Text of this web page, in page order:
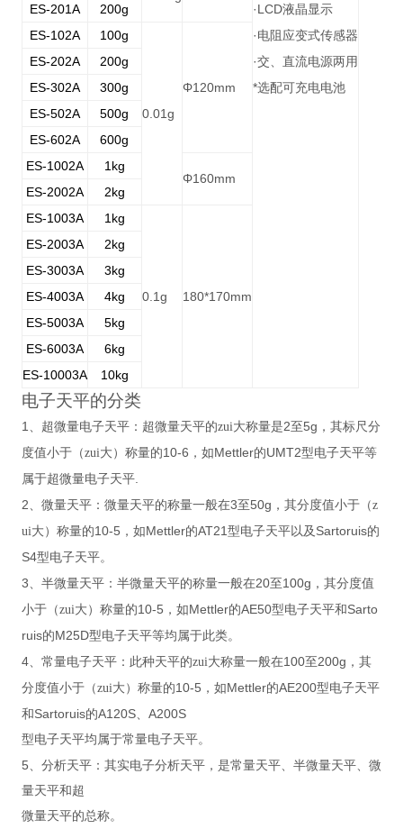
·LCD液晶显示
· 电阻应变式传感器
·交、直流电源两用
*选配可充电电池
ES-201A
200g
ES-102A
100g
0.01g
Φ120mm
ES-202A
200g
ES-302A
300g
ES-502A
500g
ES-602A
600g
ES-1002A
1kg
Φ160mm
ES-2002A
2kg
ES-1003A
1kg
0.1g 180*170mm
ES-2003A
2kg
ES-3003A
3kg
ES-4003A
4kg
ES-5003A
5kg
ES-6003A
6kg
ES-10003A
10kg
电子天平的分类
1、超微量电子天平：超微量天平的zui大称量是2至5g ，其标尺分
度值小于（zui大）称量的10-6 ，如Mettler的UMT2型电子天平等
属于超微量电子天平.
2、微量天平：微量天平的称量一般在3至50g ，其分度值小于（z
ui大）称量的10-5 ，如Mettler的AT21型电子天平以及 Sartoruis的
S4型电子天平。
3、半微量天平：半微量天平的称量一般在20至 100g ，其分度值
小于（zui大）称量的10-5 ，如Mettler的AE50型电子天平和 Sarto
ruis的M25D型电子天平等均属于此类。
4、常量电子天平：此种天平的zui大称量一般在100至200g ，其
分度值小于（zui大）称量的10-5 ，如Mettler的AE200型电子天平
和 Sartoruis的A120S、 A200S
型电子天平均属于常量电子天平。
5、分析天平：其实电子分析天平，是常量天平、半微量天平、微
量天平和超
微量天平的总称。